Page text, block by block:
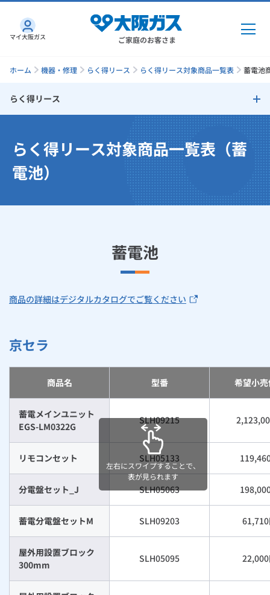
ご家庭のお客さま
ガス・電気 トップ
お手続きから使用開始までの流れ
太陽光発電余剰電力買取サービス
まとめプラン紹介
ガスと電気の使用開始の申込
インターネット
まとめプラン紹介
簡単プラン診断
インターネットのお申込み
キッチン
レンジフード
食器洗い乾燥機
ガス温水床暖房「ヌック」
取替用ガスコンセント
ガスコード
ガス栓の増設 プラスライン
ルームエアコン
エネファーム
太陽光発電
蓄電池
スマイルーフ
エコキュート
警報器・消火器
ぴこぴこ・スマぴこ・けむぴこ
消火器
修理
お近くのガスのお店
ほっ得定額
機器・修理お申込み
リフォーム・リノベーション
住ミカタ・リフォーム
リノベーション「マイリノ」
住ミカタ・サービス
ホームセキュリティ
みるぴこ
便利・おトク
スマイLINK
FitDish
めちゃとクーポン
プリゼロ
関西おでかけ納税
ハウスクリーニング
お手続き一覧
お客さまサポート
お問い合わせ
お引越しの手続き
総合TOP
マイ大阪ガス
ホーム 機器・修理 らく得リース らく得リース対象商品一覧表 蓄電池
らく得リース
らく得リースのしくみ
らく得リース対象商品一覧表（食器洗い乾燥機）
らく得リース対象商品一覧表（レンジフード）
らく得リース対象商品一覧表（ガスオーブン）
らく得リース対象商品一覧表（ガス給湯器 暖ライフ）
らく得リース対象商品一覧表（蓄電池）
らく得リース対象商品一覧表（トイレ）
らく得リースのよくある質問
らく得リース対象商品一覧表（蓄
電池）
蓄電池
商品の詳細はデジタルカタログでご覧ください
京セラ
商品名 型番 希望小
蓄電メインユニット
EGS-LM0322G
SLH09215
リモコンセット SLH05133
分電盤セット_J SLH05063
蓄電分電盤セットM SLH09203
屋外用設置ブロック
300mm
SLH05095
左右にスワイプすることで、
表が見られます